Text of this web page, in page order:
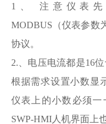
1、 注意仪表
MODBUS（仪表参数
协议。
2.、电压电流都是16
根据需求设置小数显
仪表上的小数必须一
SWP-HMI人机界面上